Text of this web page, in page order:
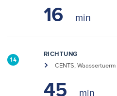
16
14
RICHTUNG
CENTS, Waassertuerm
45